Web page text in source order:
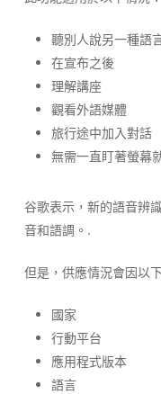
聽別人說另一種語
在宣布之後
理解講座
觀看外語媒體
旅行途中加入對話
無需一直盯著螢幕
谷歌表示，新的語音辨
音和語調。.
但是，供應情況會因以
國家
行動平台
應用程式版本
語言